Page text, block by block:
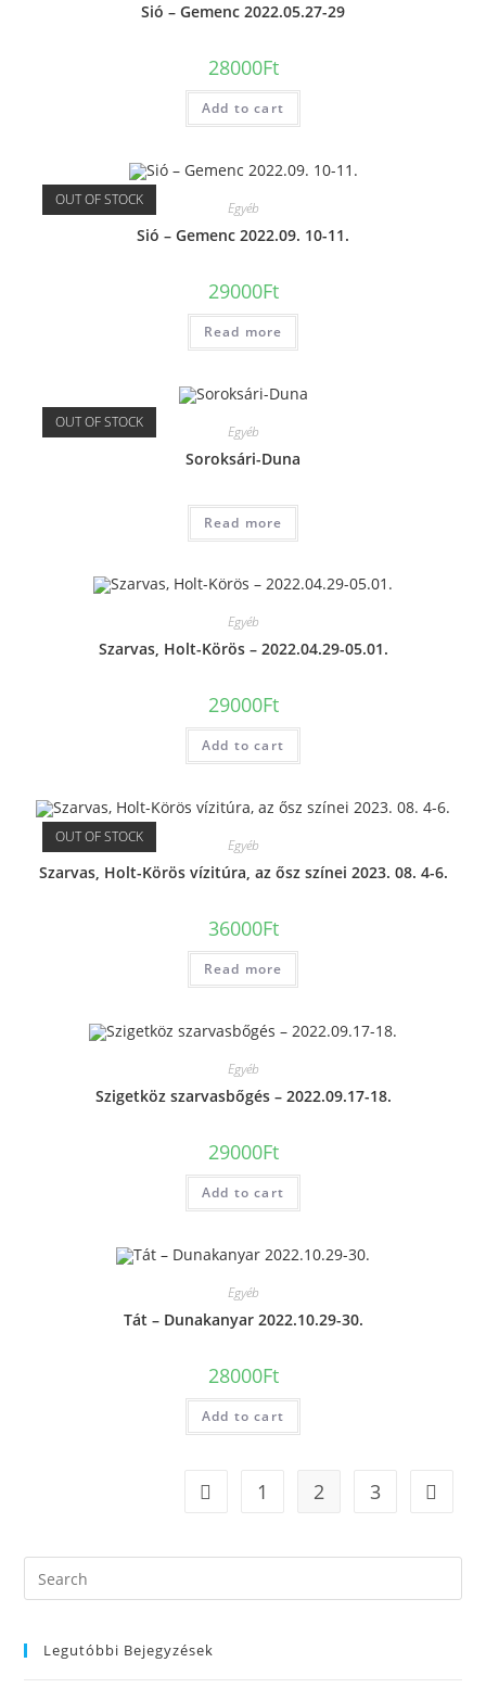
Sió – Gemenc 2022.05.27-29
28000Ft
Add to cart
OUT OF STOCK Egyéb
Sió – Gemenc 2022.09. 10-11.
29000Ft
Read more
OUT OF STOCK Egyéb
Soroksári-Duna
Read more
Egyéb
Szarvas, Holt-Körös – 2022.04.29-05.01.
29000Ft
Add to cart
OUT OF STOCK Egyéb
Szarvas, Holt-Körös vízitúra, az ősz színei 2023. 08. 4-6.
36000Ft
Read more
Egyéb
Szigetköz szarvasbőgés – 2022.09.17-18.
29000Ft
Add to cart
Egyéb
Tát – Dunakanyar 2022.10.29-30.
28000Ft
Add to cart
1 2 3
Legutóbbi Bejegyzések